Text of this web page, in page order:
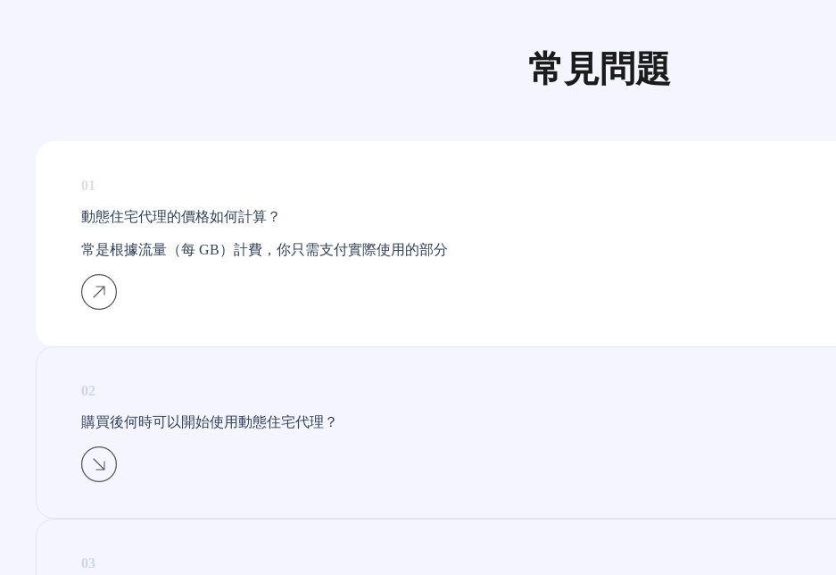
常見問題
01
動態住宅代理的價格如何計算？
常是根據流量（每 GB）計費，你只需支付實際使用的部分
02
購買後何時可以開始使用動態住宅代理？
03